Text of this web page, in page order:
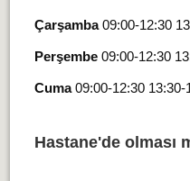
Çarşamba09:00-12:30
Perşembe09:00-12:30
Cuma09:00-12:30 13:30-
Hastane'de olması